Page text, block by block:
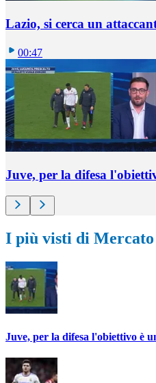
Lazio, si cerca un
00:47
Juve, per la difesa
I più visti di Mercato
Juve, per la difesa l'obiettivo è